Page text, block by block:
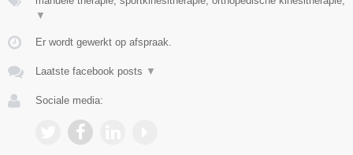
▼
Er wordt gewerkt op afspraak.
Laatste facebook posts ▼
Sociale media: